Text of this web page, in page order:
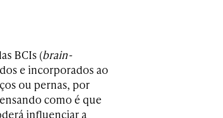
BCIs (brain-
e incorporados ao
ou pernas, por
como é que
influenciar a